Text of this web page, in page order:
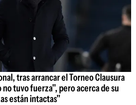
tras arrancar el Torneo Clausura
tuvo fuerza", pero acerca de su
están intactas"